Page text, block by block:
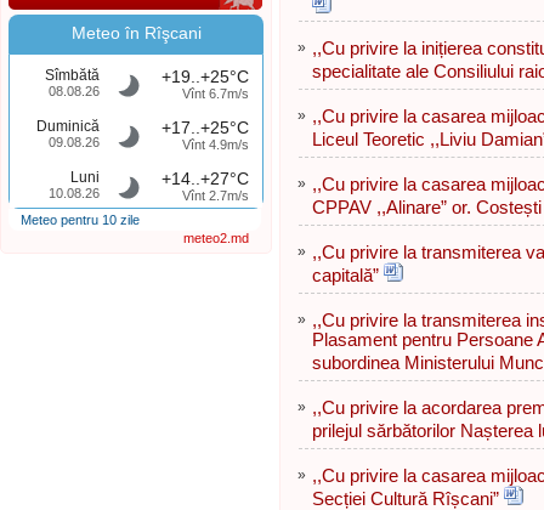
Meteo în Rîşcani
Sîmbătă
08.08.26
+19..+25°C
Vînt 6.7m/s
Duminică
09.08.26
+17..+25°C
Vînt 4.9m/s
Luni
10.08.26
+14..+27°C
Vînt 2.7m/s
Meteo pentru 10 zile
meteo2.md
» ,,Cu privire la inițierea
specialitate ale Consiliului
» ,,Cu privire la casarea
Liceul Teoretic ,,Liviu
» ,,Cu privire la casarea
CPPAV ,,Alinare” or. Costești
» ,,Cu privire la transmiterea
capitală”
» ,,Cu privire la transmiterea
Plasament pentru Persoane
subordinea Ministerului
» ,,Cu privire la acordarea
prilejul sărbătorilor Nașterea
» ,,Cu privire la casarea
Secției Cultură Rîșcani”